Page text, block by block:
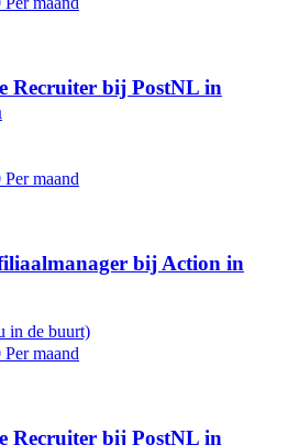
Recruiter bij PostNL in
maand
bij Action in
in de buurt)
maand
Recruiter bij PostNL in